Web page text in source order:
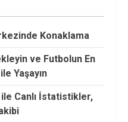
Konaklama
ve Futbolun En
Yaşayın
ile Canlı İstatistikler,